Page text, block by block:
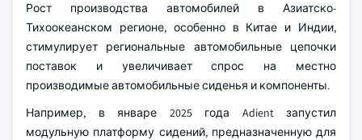
Рост производства автомобилей в Азиатско-
Тихоокеанском регионе, особенно в Китае и Индии,
стимулирует региональные автомобильные цепочки
поставок и увеличивает спрос на местно
производимые автомобильные сиденья и компоненты.
Например, в январе 2025 года Adient запустил
модульную платформу сидений, предназначенную для